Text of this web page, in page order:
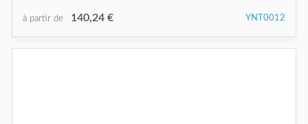
à partir de 140,24 € YNT0012